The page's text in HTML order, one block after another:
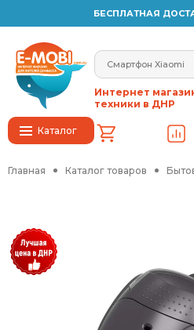
БЕСПЛАТНАЯ
Каталог
Интернет
техники в ДНР
Главная Каталог товаров